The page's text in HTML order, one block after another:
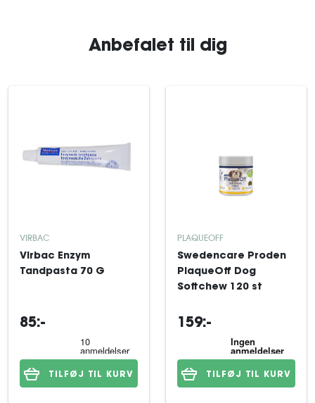
Anbefalet til dig
VIRBAC
Virbac Enzym
Tandpasta 70 G
85:-
TILFØJ TIL KURV
PLAQUEOFF
Swedencare Proden
PlaqueOff Dog
Softchew 120 st
159:-
TILFØJ TIL KURV